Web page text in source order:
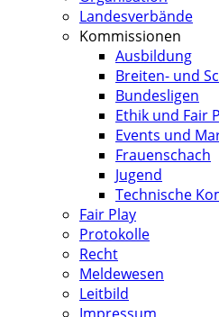
Landesverbände
Kommissionen
Ausbildung
Breiten- und
Bundesligen
Ethik und Fair
Events und
Frauenschach
Jugend
Technische
Fair Play
Protokolle
Recht
Meldewesen
Leitbild